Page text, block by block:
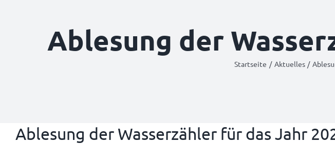
Ablesung der
Startseite Aktuelles
Ablesung der Wasserzähler für das Jahr